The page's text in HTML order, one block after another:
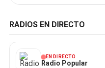
RADIOS EN DIRECTO
EN DIRECTO
Radio Popular